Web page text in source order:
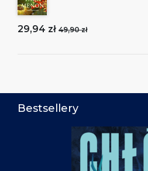
29,94 zł 49,90 zł
Bestsellery